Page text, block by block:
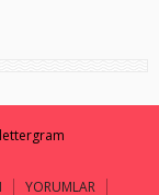
lettergram
YORUMLAR